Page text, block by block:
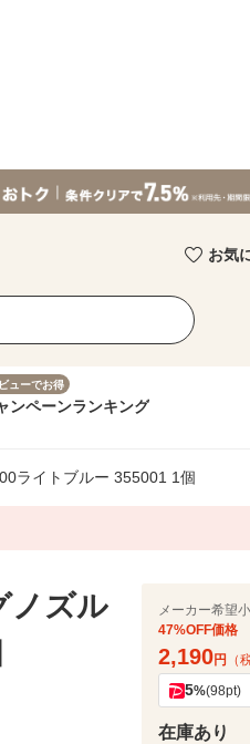
お気
ューでお得
ンペーンランキング
ライトブルー 355001 1個
ノズル
メーカー希望
47%OFF価格
2,190円 （
5%(98pt)
在庫あり